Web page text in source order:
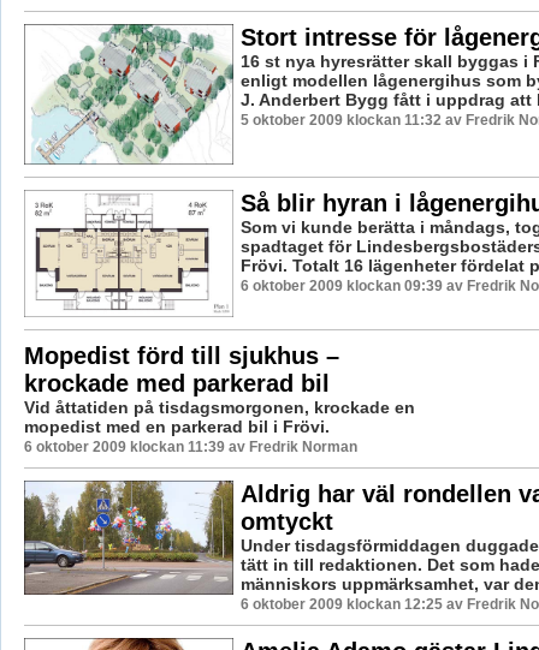
Stort intresse för
16 st nya hyresrätter skall byggas i
enligt modellen lågenergihus som
J. Anderbert Bygg fått i uppdrag att
5 oktober 2009 klockan 11:32 av Fredrik
Så blir hyran i
Som vi kunde berätta i måndags,
spadtaget för
Frövi. Totalt 16 lägenheter fördelat
6 oktober 2009 klockan 09:39 av Fredrik
Mopedist förd till sjukhus –
krockade med parkerad bil
Vid åttatiden på tisdagsmorgonen, krockade en
mopedist med en parkerad bil i Frövi.
6 oktober 2009 klockan 11:39 av Fredrik Norman
Aldrig har väl rondellen
omtyckt
Under tisdagsförmiddagen
tätt in till redaktionen. Det som
människors uppmärksamhet, var
6 oktober 2009 klockan 12:25 av Fredrik